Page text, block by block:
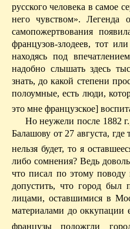
русского человека в самое
него чувством». Легенда
самопожертвования
французов-злодеев, тот
находясь под
надобно слышать здесь
знать, до какой степени
полоумные, есть люди,
это мне французское]
Но неужели после 1882
Балашову от 27 августа,
нельзя будет, то я
либо сомнения? Ведь
что писал по этому
допустить, что город был
лицами, оставшимися в
материалами до оккупации
французы подожгли